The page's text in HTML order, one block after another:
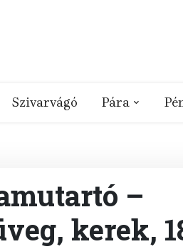
Szivarvágó Pára
–
kerek,